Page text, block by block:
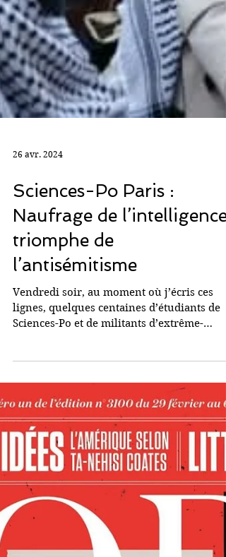
26 avr. 2024
Sciences-Po Paris :
Naufrage de l’intelligence,
triomphe de
l’antisémitisme
Vendredi soir, au moment où j’écris ces
Sciences-Po et de militants d’extrême-
gauche qui n’ont...